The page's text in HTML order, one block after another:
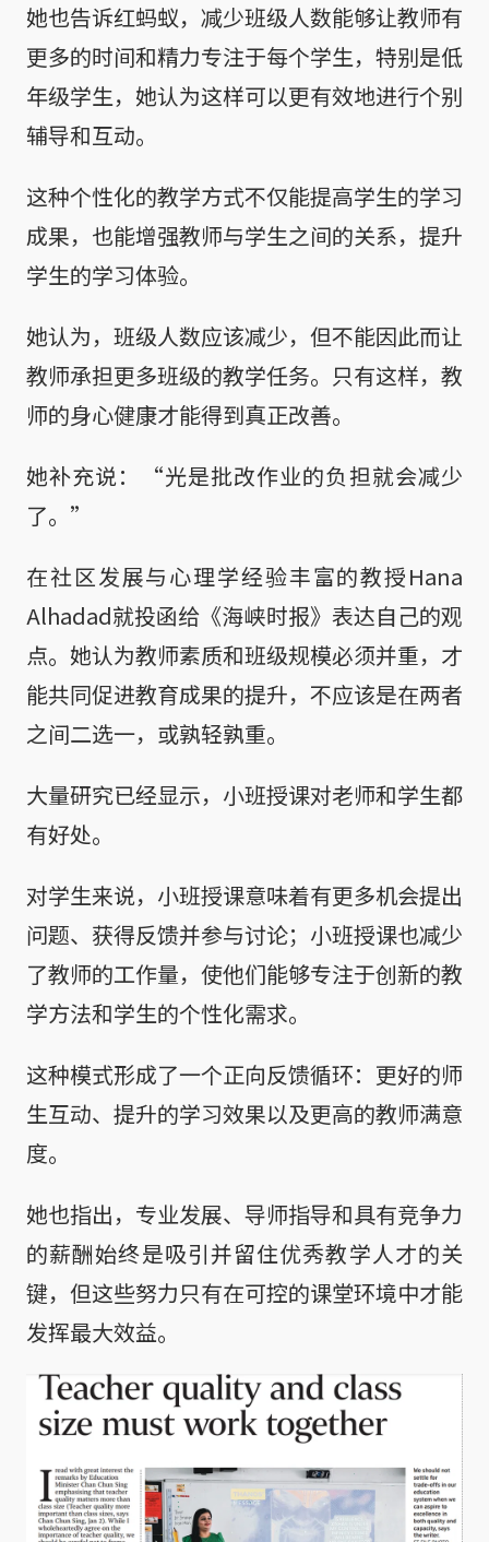
她也告诉红蚂蚁，减少班级人数能够让教师有
更多的时间和精力专注于每个学生，特别是低
年级学生，她认为这样可以更有效地进行个别
辅导和互动。
这种个性化的教学方式不仅能提高学生的学习
成果，也能增强教师与学生之间的关系，提升
学生的学习体验。
她认为，班级人数应该减少，但不能因此而让
教师承担更多班级的教学任务。只有这样，教
师的身心健康才能得到真正改善。
她补充说：“光是批改作业的负担就会减少
了。”
在社区发展与心理学经验丰富的教授Hana
Alhadad就投函给《海峡时报》表达自己的观
点。她认为教师素质和班级规模必须并重，才
能共同促进教育成果的提升，不应该是在两者
之间二选一，或孰轻孰重。
大量研究已经显示，小班授课对老师和学生都
有好处。
对学生来说，小班授课意味着有更多机会提出
问题、获得反馈并参与讨论；小班授课也减少
了教师的工作量，使他们能够专注于创新的教
学方法和学生的个性化需求。
这种模式形成了一个正向反馈循环：更好的师
生互动、提升的学习效果以及更高的教师满意
度。
她也指出，专业发展、导师指导和具有竞争力
的薪酬始终是吸引并留住优秀教学人才的关
键，但这些努力只有在可控的课堂环境中才能
发挥最大效益。